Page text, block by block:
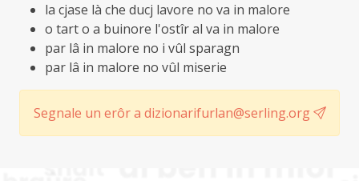
la cjase là che ducj lavore no va in malore
o tart o a buinore l'ostîr al va in malore
par lâ in malore no i vûl sparagn
par lâ in malore no vûl miserie
Segnale un erôr a dizionarifurlan@serling.org